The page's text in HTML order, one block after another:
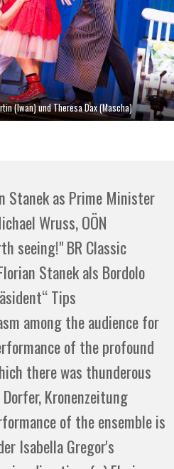
(Iwan) und Theresa Dax (Mascha)
Stanek as Prime Minister
Wruss, OÖN
seeing!" BR Classic
Stanek als Bordolo
Tips
among the audience for
of the profound
there was thunderous
Kronenzeitung
of the ensemble is
Isabella Gregor's